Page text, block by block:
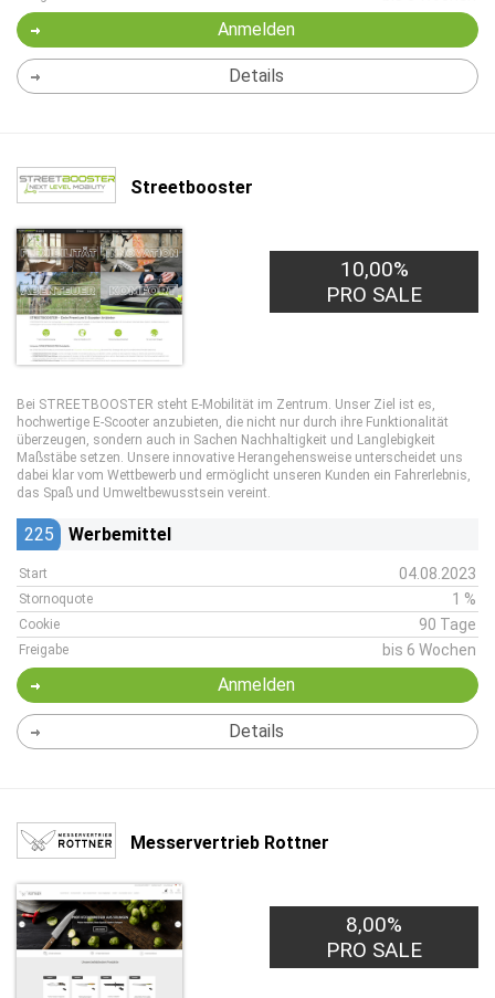
Anmelden
Details
Streetbooster
10,00%
PRO SALE
Bei STREETBOOSTER steht E-Mobilität im Zentrum. Unser Ziel ist es,
hochwertige E-Scooter anzubieten, die nicht nur durch ihre Funktionalität
überzeugen, sondern auch in Sachen Nachhaltigkeit und Langlebigkeit
Maßstäbe setzen. Unsere innovative Herangehensweise unterscheidet uns
dabei klar vom Wettbewerb und ermöglicht unseren Kunden ein Fahrerlebnis,
das Spaß und Umweltbewusstsein vereint.
225 Werbemittel
Start 04.08.2023
Stornoquote 1 %
Cookie 90 Tage
Freigabe bis 6 Wochen
Anmelden
Details
Messervertrieb Rottner
8,00%
PRO SALE